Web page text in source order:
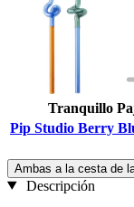
Tranquillo
Pip Studio Berry
Ambas a la cesta de
Descripción